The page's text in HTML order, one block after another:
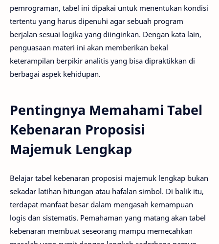
pemrograman, tabel ini dipakai untuk menentukan kondisi
tertentu yang harus dipenuhi agar sebuah program
berjalan sesuai logika yang diinginkan. Dengan kata lain,
penguasaan materi ini akan memberikan bekal
keterampilan berpikir analitis yang bisa dipraktikkan di
berbagai aspek kehidupan.
Pentingnya Memahami Tabel
Kebenaran Proposisi
Majemuk Lengkap
Belajar tabel kebenaran proposisi majemuk lengkap bukan
sekadar latihan hitungan atau hafalan simbol. Di balik itu,
terdapat manfaat besar dalam mengasah kemampuan
logis dan sistematis. Pemahaman yang matang akan tabel
kebenaran membuat seseorang mampu memecahkan